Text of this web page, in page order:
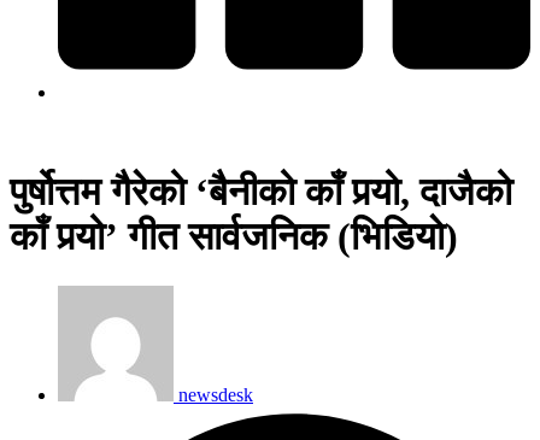
पुर्षोत्तम गैरेको ‘बैनीको काँ पर्‍यो, दाजैको
काँ पर्‍यो’ गीत सार्वजनिक (भिडियाे)
newsdesk